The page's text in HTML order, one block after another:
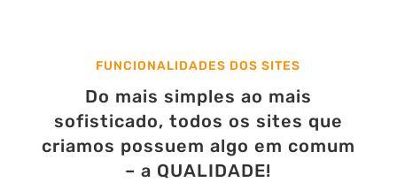
FUNCIONALIDADES DOS SITES
Do mais simples ao mais
sofisticado, todos os sites que
criamos possuem algo em comum
– a QUALIDADE!